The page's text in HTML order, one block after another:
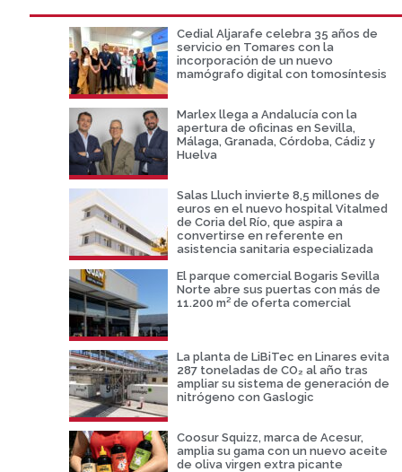
Cedial Aljarafe celebra 35 años de
servicio en Tomares con la
incorporación de un nuevo
mamógrafo digital con tomosíntesis
Marlex llega a Andalucía con la
apertura de oficinas en Sevilla,
Málaga, Granada, Córdoba, Cádiz y
Huelva
Salas Lluch invierte 8,5 millones de
euros en el nuevo hospital Vitalmed
de Coria del Río, que aspira a
convertirse en referente en
asistencia sanitaria especializada
El parque comercial Bogaris Sevilla
Norte abre sus puertas con más de
11.200 m² de oferta comercial
La planta de LiBiTec en Linares evita
287 toneladas de CO₂ al año tras
ampliar su sistema de generación de
nitrógeno con Gaslogic
Coosur Squizz, marca de Acesur,
amplia su gama con un nuevo aceite
de oliva virgen extra picante